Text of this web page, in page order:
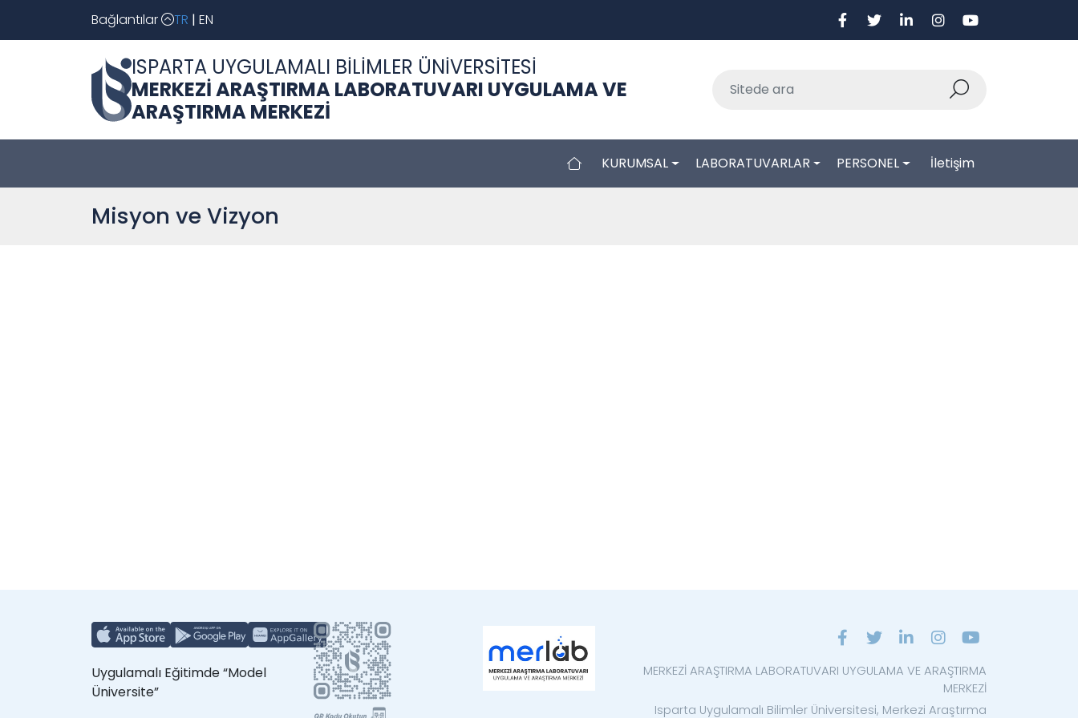
Bağlantılar TR | EN
ISPARTA UYGULAMALI BİLİMLER ÜNİVERSİTESİ
MERKEZİ ARAŞTIRMA LABORATUVARI UYGULAMA VE
ARAŞTIRMA MERKEZİ
KURUMSAL LABORATUVARLAR PERSONEL İletişim
Misyon ve Vizyon
Uygulamalı Eğitimde “Model
Üniversite”
MERKEZİ ARAŞTIRMA LABORATUVARI UYGULAMA VE ARAŞTIRMA
MERKEZİ
Isparta Uygulamalı Bilimler Üniversitesi, Merkezi Araştırma